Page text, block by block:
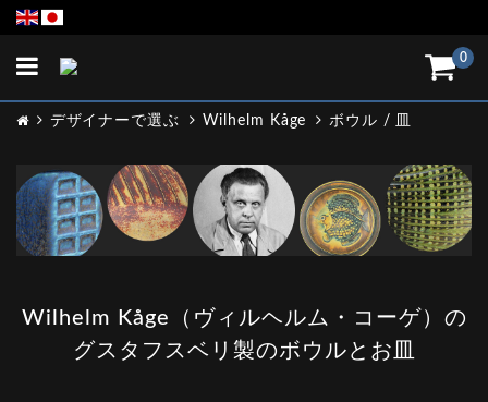
0
Toggle
デザイナーで選ぶ Wilhelm Kåge ボウル / 皿
Wilhelm Kåge（ヴィルヘルム・コーゲ）の
グスタフスベリ製のボウルとお皿